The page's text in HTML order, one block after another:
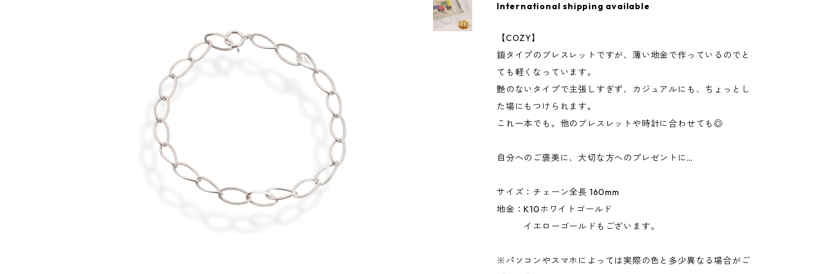
International shipping available
【COZY】
鎖タイプのブレスレットですが、薄い地金で作っているのでと
ても軽くなっています。
艶のないタイプで主張しすぎず、カジュアルにも、ちょっとし
た場にもつけられます。
これ一本でも。他のブレスレットや時計に合わせても◎
自分へのご褒美に、大切な方へのプレゼントに…
サイズ：チェーン全長 160mm
地金：K10ホワイトゴールド
イエローゴールドもございます。
※パソコンやスマホによっては実際の色と多少異なる場合がご